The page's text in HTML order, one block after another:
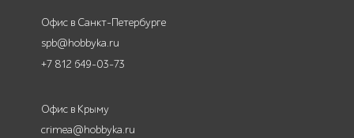
Офис в Санкт-Петербурге
spb@hobbyka.ru
+7 812 649-03-73
Офис в Крыму
crimea@hobbyka.ru